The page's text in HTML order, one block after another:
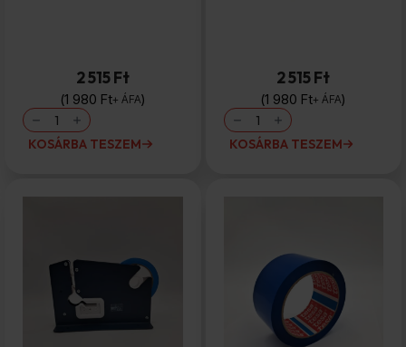
2 515 Ft
1 980 Ft+ ÁFA
Jelölőszalag
50mm/33m
zöld
mennyiség
KOSÁRBA TESZEM
2 515 Ft
1 980 Ft+ ÁFA
Jelölőszalag
50mm/33m
sötétkék
mennyiség
KOSÁRBA TESZEM